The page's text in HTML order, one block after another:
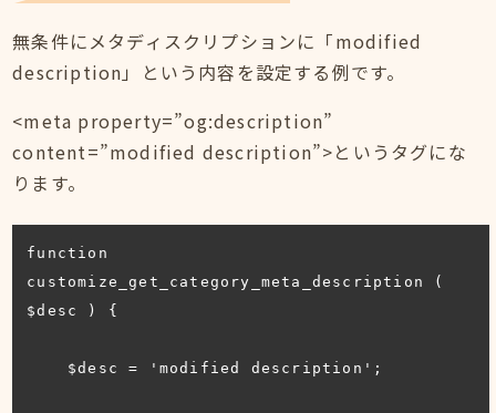
無条件にメタディスクリプションに「modified
description」という内容を設定する例です。
<meta property=”og:description”
content=”modified description”>というタグにな
ります。
function
customize_get_category_meta_description (
$desc ) {